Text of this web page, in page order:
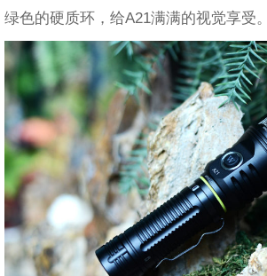
绿色的硬质环，给A21满满的视觉享受。